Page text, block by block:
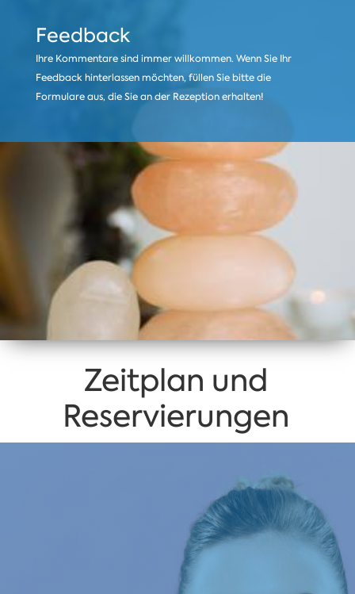
Feedback
Ihre Kommentare sind immer willkommen. Wenn Sie Ihr
Feedback hinterlassen möchten, füllen Sie bitte die
Formulare aus, die Sie an der Rezeption erhalten!
Zeitplan und
Reservierungen